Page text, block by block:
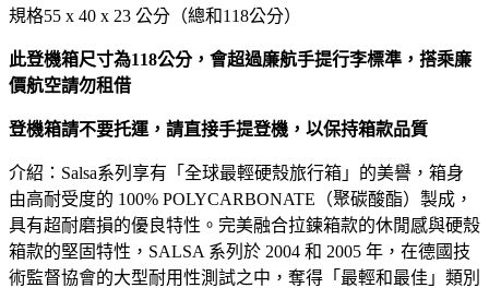
規格55 x 40 x 23 公分（總和118公分）
此登機箱尺寸為118公分，會超過廉航手提行李標準，搭乘廉
價航空請勿租借
登機箱請不要托運，請直接手提登機，以保持箱款品質
介紹：Salsa系列享有「全球最輕硬殼旅行箱」的美譽，箱身
由高耐受度的 100% POLYCARBONATE（聚碳酸酯）製成，
具有超耐磨損的優良特性。完美融合拉鍊箱款的休閒感與硬殼
箱款的堅固特性，SALSA 系列於 2004 和 2005 年，在德國技
術監督協會的大型耐用性測試之中，奪得「最輕和最佳」類別